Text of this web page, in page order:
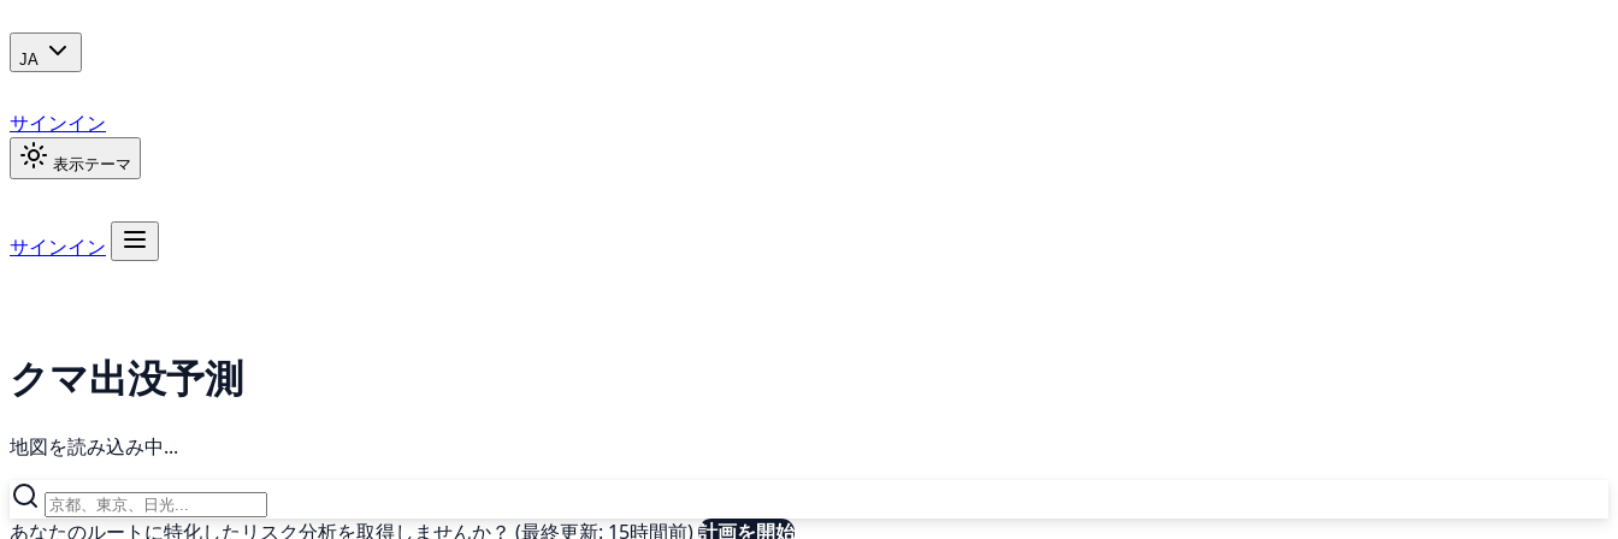
JA
サインイン
表示テーマ
サインイン
クマ出没予測
地図を読み込み中...
あなたのルートに特化したリスク分析を取得しませんか？ (最終更新: 15時間前)計画を開始